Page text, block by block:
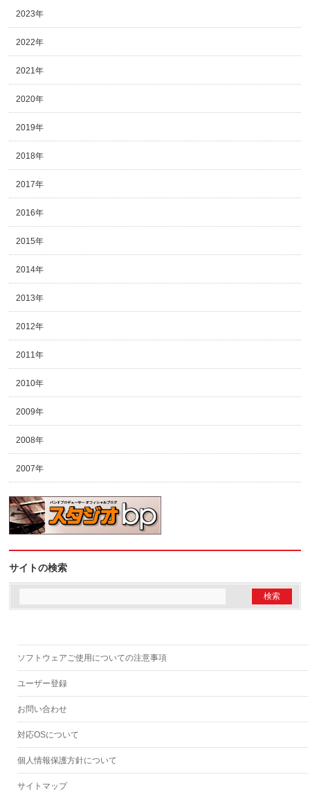
2023年
2022年
2021年
2020年
2019年
2018年
2017年
2016年
2015年
2014年
2013年
2012年
2011年
2010年
2009年
2008年
2007年
サイトの検索
ソフトウェアご使用についての注意事項
ユーザー登録
お問い合わせ
対応OSについて
個人情報保護方針について
サイトマップ